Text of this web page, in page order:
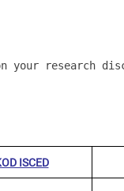
your research
ISCED